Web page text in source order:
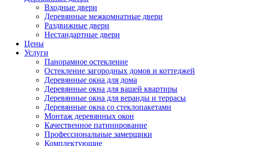
Входные двери
Деревянные межкомнатные двери
Раздвижные двери
Нестандартные двери
Цены
Услуги
Панорамное остекление
Остекление загородных домов и коттеджей
Деревянные окна для дома
Деревянные окна для вашей квартиры
Деревянные окна для веранды и террасы
Деревянные окна со стеклопакетами
Монтаж деревянных окон
Качественное патинирование
Профессиональные замерщики
Комплектующие